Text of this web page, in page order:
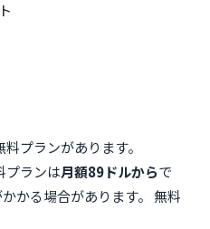
プランがあります。
プランは月額89ドルからで
かる場合があります。 無料